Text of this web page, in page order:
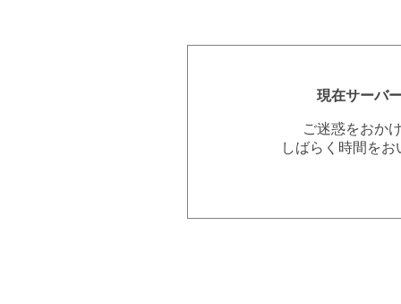
現在サーバ
ご迷惑をおか
しばらく時間を